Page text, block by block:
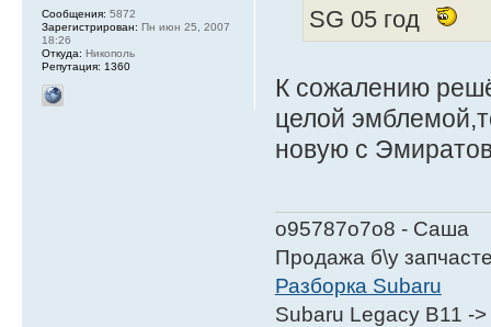
SG 05 год
К сожалению
целой
новую с
о95787о7о8 - Саша
Продажа б\у
Разборка Subaru
Subaru Legacy B11 -
Сообщения: 5872
Зарегистрирован: Пн июн 25, 2007
18:26
Откуда: Никополь
Репутация: 1360